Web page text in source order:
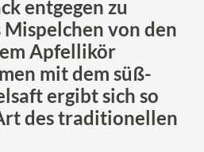
entgegen zu
von den
Apfellikör
mit dem süß-
ergibt sich so
des traditionellen